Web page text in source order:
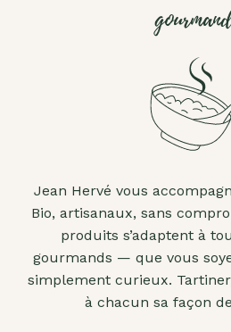
Jean Hervé vous
Bio, artisanaux, sans
produits s’adaptent à
gourmands — que vous
simplement curieux.
à chacun sa façon